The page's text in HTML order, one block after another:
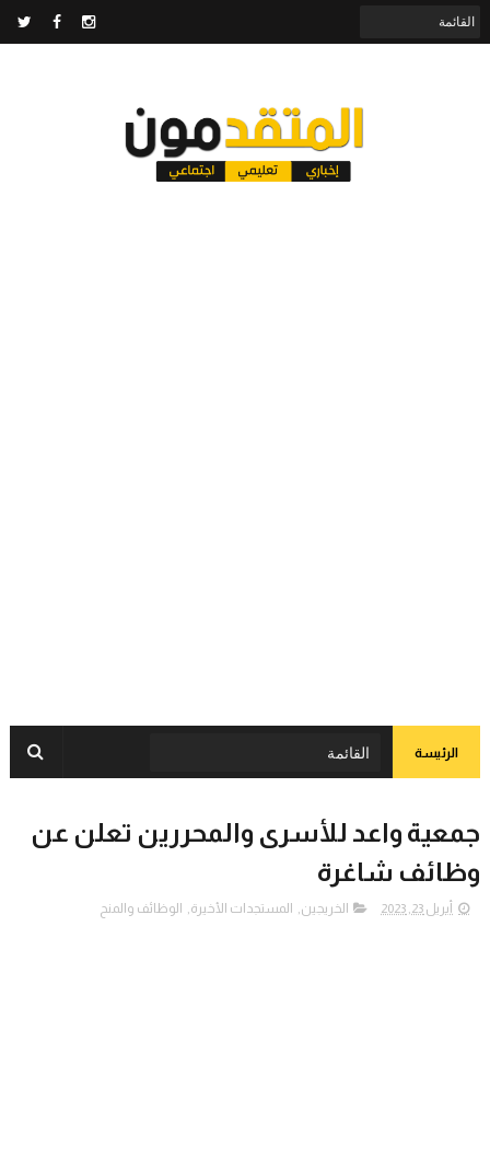
الرئيسة
جمعية واعد للأسرى والمحررين تعلن عن
وظائف شاغرة
أبريل 23, 2023 الخريجين, المستجدات الأخيرة, الوظائف والمنح